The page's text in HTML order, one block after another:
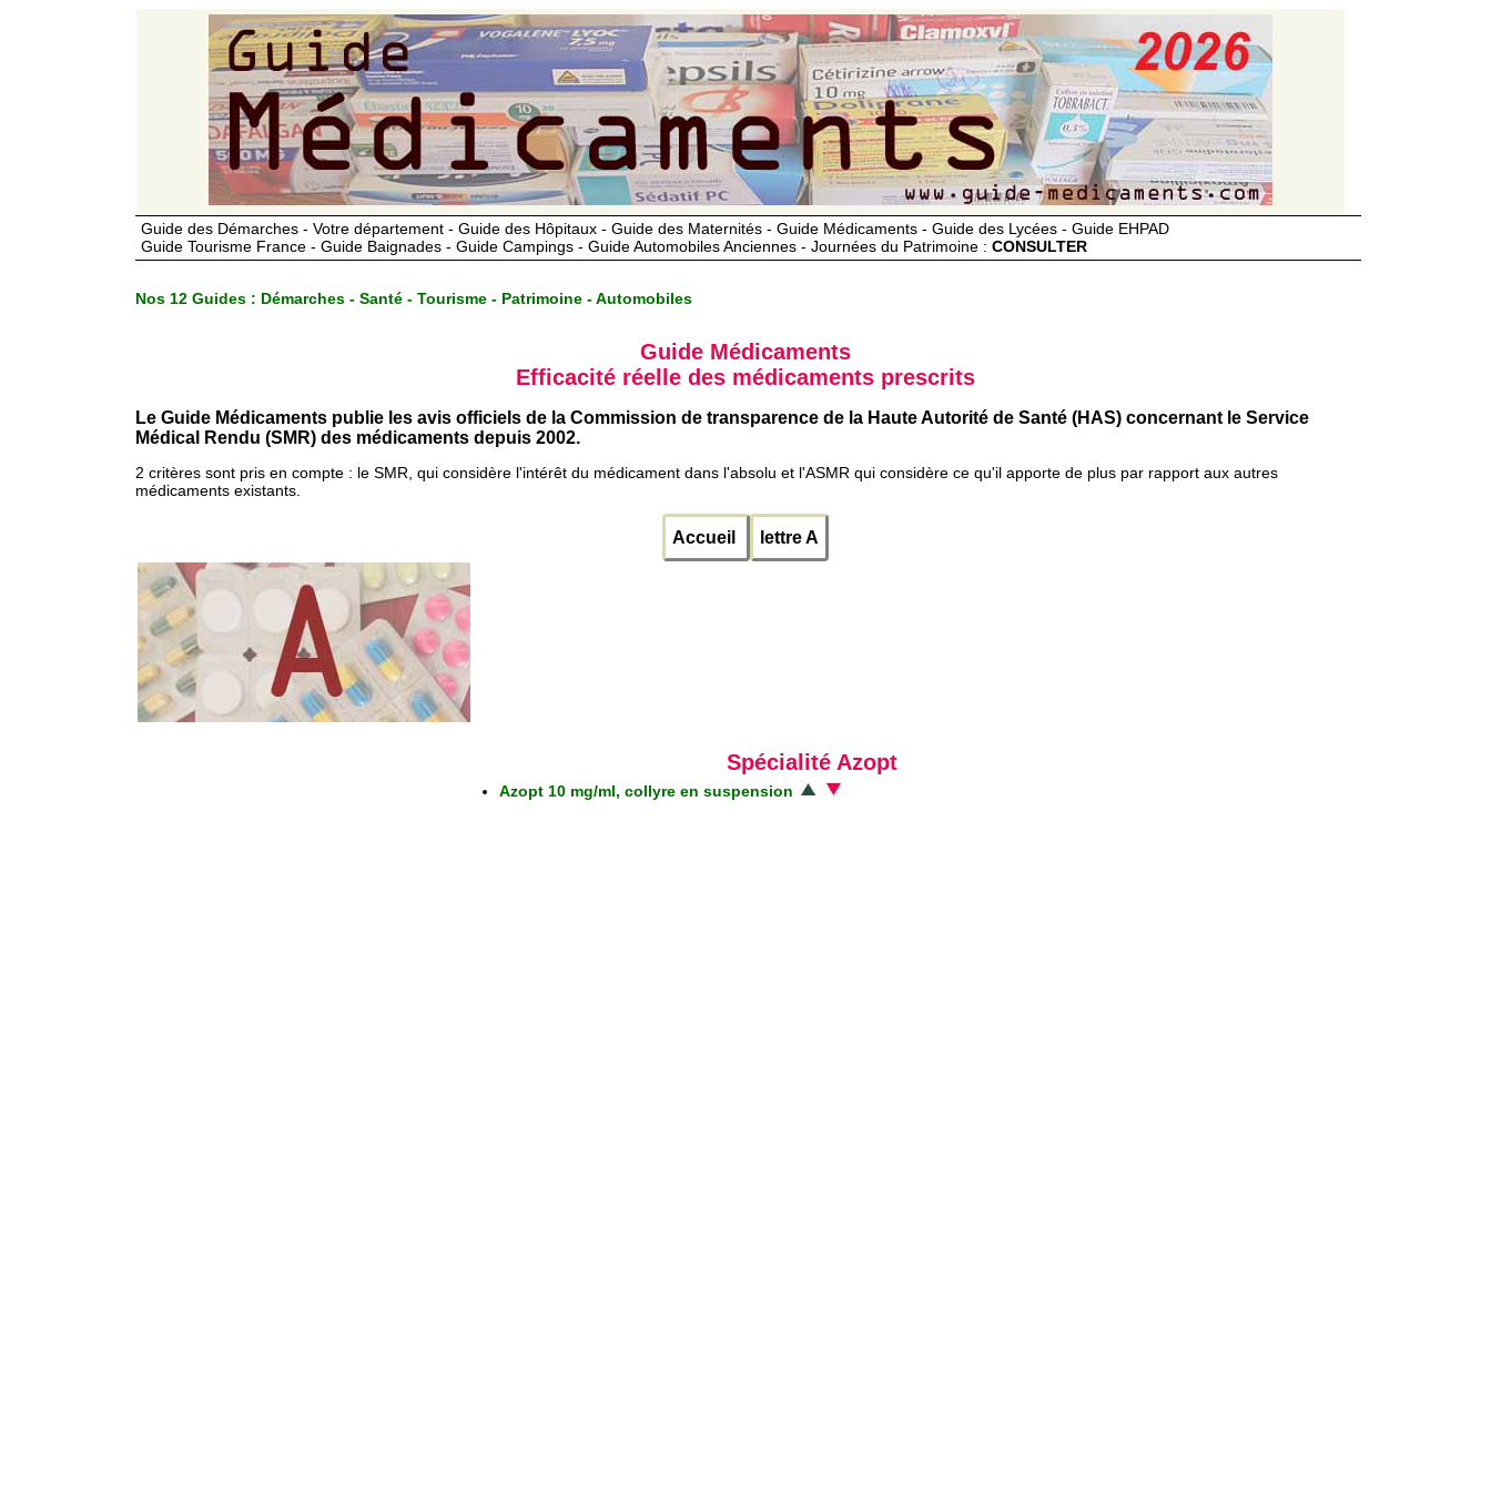
Guide des Démarches - Votre département - Guide des Hôpitaux - Guide des Maternités - Guide Médicaments - Guide des Lycées - Guide EHPAD
Guide Tourisme France - Guide Baignades - Guide Campings - Guide Automobiles Anciennes - Journées du Patrimoine : CONSULTER
Nos 12 Guides : Démarches - Santé - Tourisme - Patrimoine - Automobiles
Guide Médicaments
Efficacité réelle des médicaments prescrits
Le Guide Médicaments publie les avis officiels de la Commission de transparence de la Haute Autorité de Santé (HAS) concernant le Service
Médical Rendu (SMR) des médicaments depuis 2002.
2 critères sont pris en compte : le SMR, qui considère l'intérêt du médicament dans l'absolu et l'ASMR qui considère ce qu'il apporte de plus par rapport aux autres
médicaments existants.
Accueil lettre A
Spécialité Azopt
Azopt 10 mg/ml, collyre en suspension